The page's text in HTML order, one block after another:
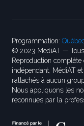
Programmation:
© 2023 MédiAT —
Reproduction
indépendant, MédiAT
rattachés à aucun
Nous appliquons les
reconnues par la